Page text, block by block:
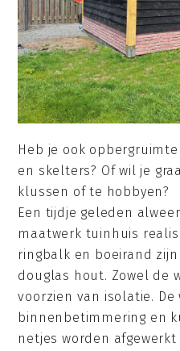
Heb je ook
en skelters? Of wil je
klussen of te hobbyen?
Een tijdje geleden
maatwerk tuinhuis
ringbalk en boeirand
douglas hout. Zowel de
voorzien van isolatie.
binnenbetimmering en
netjes worden